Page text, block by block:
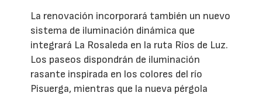
La renovación incorporará también un nuevo
sistema de iluminación dinámica que
integrará La Rosaleda en la ruta Ríos de Luz.
Los paseos dispondrán de iluminación
rasante inspirada en los colores del río
Pisuerga, mientras que la nueva pérgola